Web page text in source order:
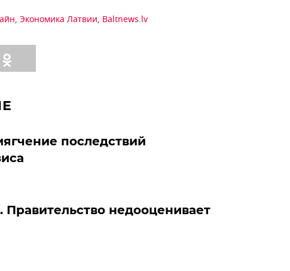
, Экономика Латвии, Baltnews.lv
последствий
недооценивает